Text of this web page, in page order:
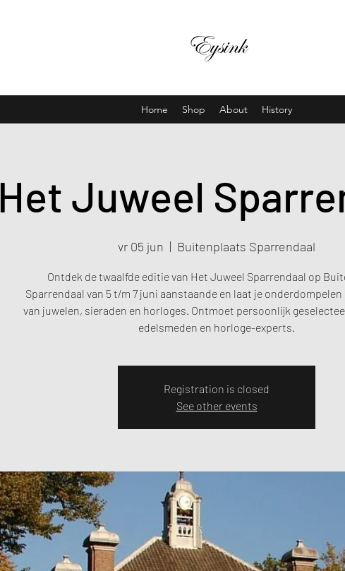
Home Shop About History
Het Juweel
vr 05 jun
  |
Buitenplaats Sparrendaal
Ontdek de twaalfde editie van Het Juweel Sparrendaal op
Sparrendaal van 5 t/m 7 juni aanstaande en laat je onderdompelen
van juwelen, sieraden en horloges. Ontmoet persoonlijk
edelsmeden en horloge-experts.
Registration is closed
See other events